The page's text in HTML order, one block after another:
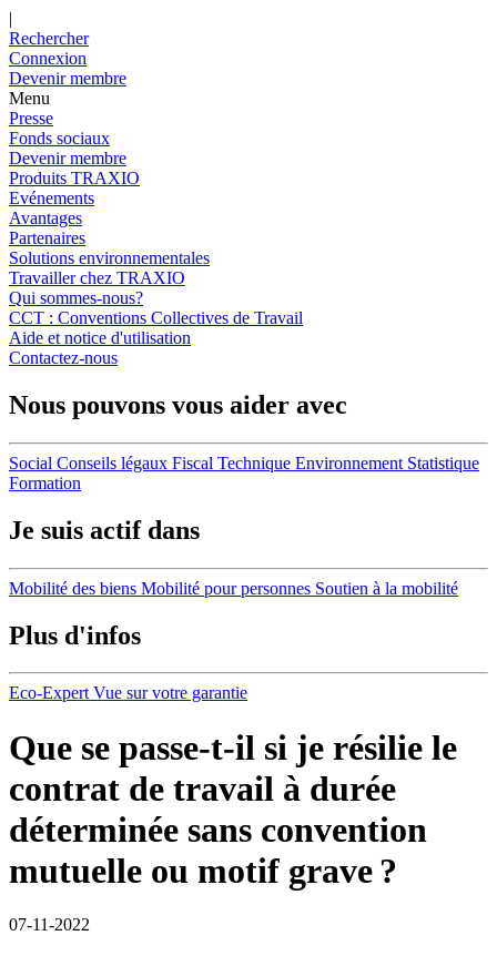
|
Rechercher
Connexion
Devenir membre
Menu
Presse
Fonds sociaux
Devenir membre
Produits TRAXIO
Evénements
Avantages
Partenaires
Solutions environnementales
Travailler chez TRAXIO
Qui sommes-nous?
CCT : Conventions Collectives de Travail
Aide et notice d'utilisation
Contactez-nous
Nous pouvons vous aider avec
Social Conseils légaux Fiscal Technique Environnement Statistique
Formation
Je suis actif dans
Mobilité des biens Mobilité pour personnes Soutien à la mobilité
Plus d'infos
Eco-Expert Vue sur votre garantie
Que se passe-t-il si je résilie le
contrat de travail à durée
déterminée sans convention
mutuelle ou motif grave ?
07-11-2022